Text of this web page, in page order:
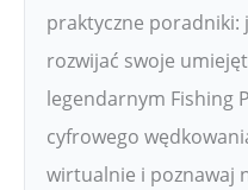
praktyczne poradniki:
rozwijać swoje
legendarnym Fishing
cyfrowego
wirtualnie i poznawaj